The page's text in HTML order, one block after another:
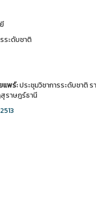
ระดับชาติ
แพร์:ประชุมวิชาการระดับชาติ
ราษฎร์ธานี